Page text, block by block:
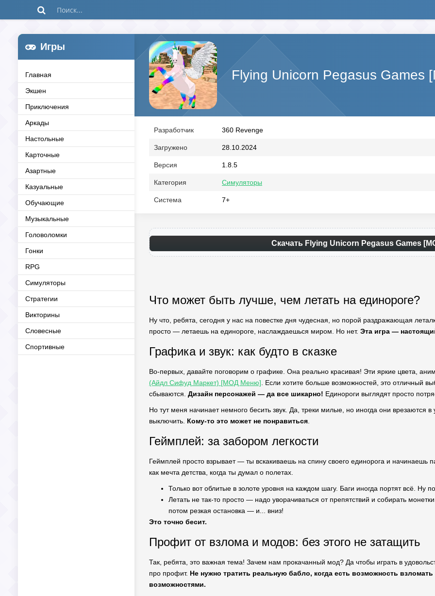
Игры
Главная
Экшен
Приключения
Аркады
Настольные
Карточные
Азартные
Казуальные
Обучающие
Музыкальные
Головоломки
Гонки
RPG
Симуляторы
Стратегии
Викторины
Словесные
Спортивные
Flying Unicorn Pegasus
Разработчик 360 Revenge
Загружено 28.10.2024
Версия 1.8.5
Категория Симуляторы
Система 7+
Скачать Flying Unicorn Pegasus Games
Что может быть лучше, чем летать на единороге?
Ну что, ребята, сегодня у нас на повестке дня чудесная, но порой раздражающая
просто — летаешь на единороге, наслаждаешься миром. Но нет. Эта игра —
Графика и звук: как будто в сказке
Во-первых, давайте поговорим о графике. Она реально красивая! Эти яркие цвета,
(Айдл Сифуд Маркет) [МОД Меню] . Если хотите больше возможностей, это отличный
сбываются. Дизайн персонажей — да все шикарно! Единороги выглядят просто
Но тут меня начинает немного бесить звук. Да, треки милые, но иногда они
выключить. Кому-то это может не понравиться
Геймплей: за забором легкости
Геймплей просто взрывает — ты вскакиваешь на спину своего единорога и начинаешь
как мечта детства, когда ты думал о полетах.
Только вот облитые в золоте уровня на каждом шагу. Баги иногда портят всё. Ну
Летать не так-то просто — надо уворачиваться от препятствий и собирать
потом резкая остановка — и... вниз!
Это точно бесит.
Профит от взлома и модов: без этого не затащить
Так, ребята, это важная тема! Зачем нам прокачанный мод? Да чтобы играть в
про профит. Не нужно тратить реальную бабло, когда есть возможность
возможностями.